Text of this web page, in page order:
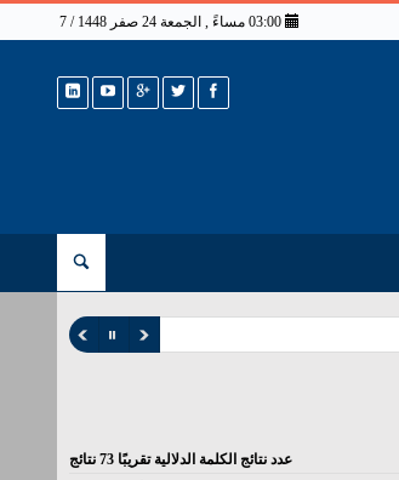
عدد نتائج الكلمة الدلالية تقريبًا 73 نتائج